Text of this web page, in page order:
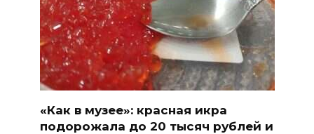
«Как в музее»: красная икра
подорожала до 20 тысяч рублей и